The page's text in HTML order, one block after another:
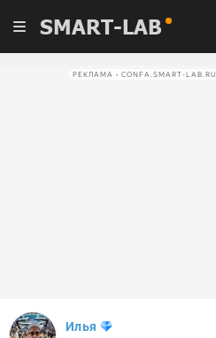
SMART-LAB
РЕКЛАМА • CONFA.SMART-LAB.RU
Илья